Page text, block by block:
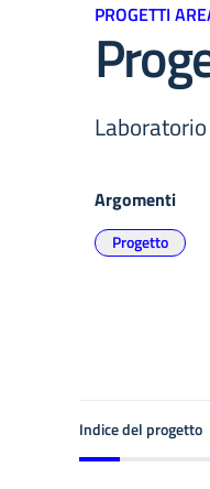
PROGETTI
Argomenti
Progetto
Indice del progetto